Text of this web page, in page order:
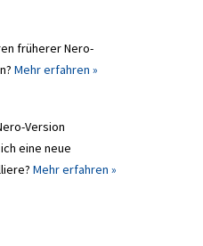
früherer Nero-
Mehr erfahren »
Version
eine neue
Mehr erfahren »